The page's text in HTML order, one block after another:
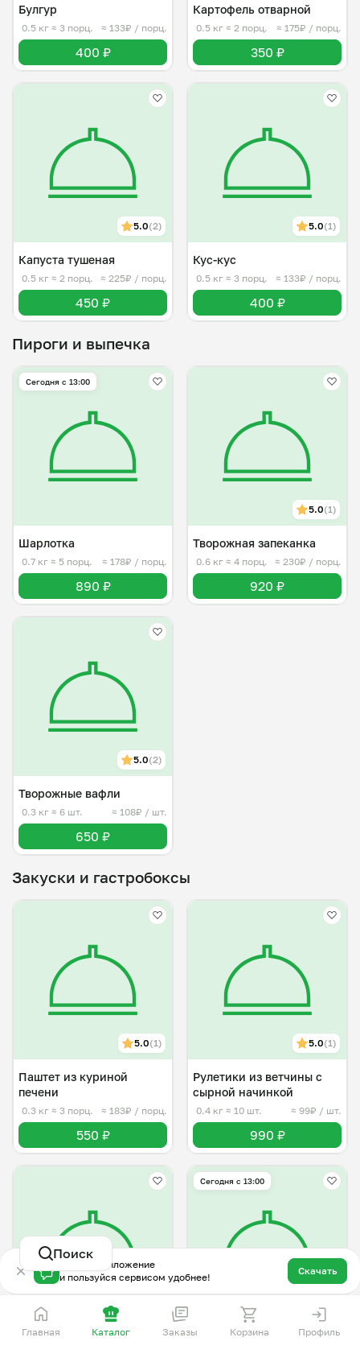
Поиск
Булгур
0.5 кг ≈ 3 порц. ≈ 133₽ / порц.
400 ₽
Картофель отварной
0.5 кг ≈ 2 порц. ≈ 175₽ / порц.
350 ₽
5.0(2)
Капуста тушеная
0.5 кг ≈ 2 порц. ≈ 225₽ / порц.
450 ₽
5.0(1)
Кус-кус
0.5 кг ≈ 3 порц. ≈ 133₽ / порц.
400 ₽
Пироги и выпечка
Сегодня с 13:00
Шарлотка
0.7 кг ≈ 5 порц. ≈ 178₽ / порц.
890 ₽
5.0(1)
Творожная запеканка
0.6 кг ≈ 4 порц. ≈ 230₽ / порц.
920 ₽
5.0(2)
Творожные вафли
0.3 кг ≈ 6 шт. ≈ 108₽ / шт.
650 ₽
Закуски и гастробоксы
5.0(1)
Паштет из куриной
печени
0.3 кг ≈ 3 порц. ≈ 183₽ / порц.
550 ₽
5.0(1)
Рулетики из ветчины с
сырной начинкой
0.4 кг ≈ 10 шт. ≈ 99₽ / шт.
990 ₽
Сегодня с 13:00
Скачай приложение
и пользуйся сервисом удобнее!
Скачать
Главная Каталог Заказы Корзина Профиль